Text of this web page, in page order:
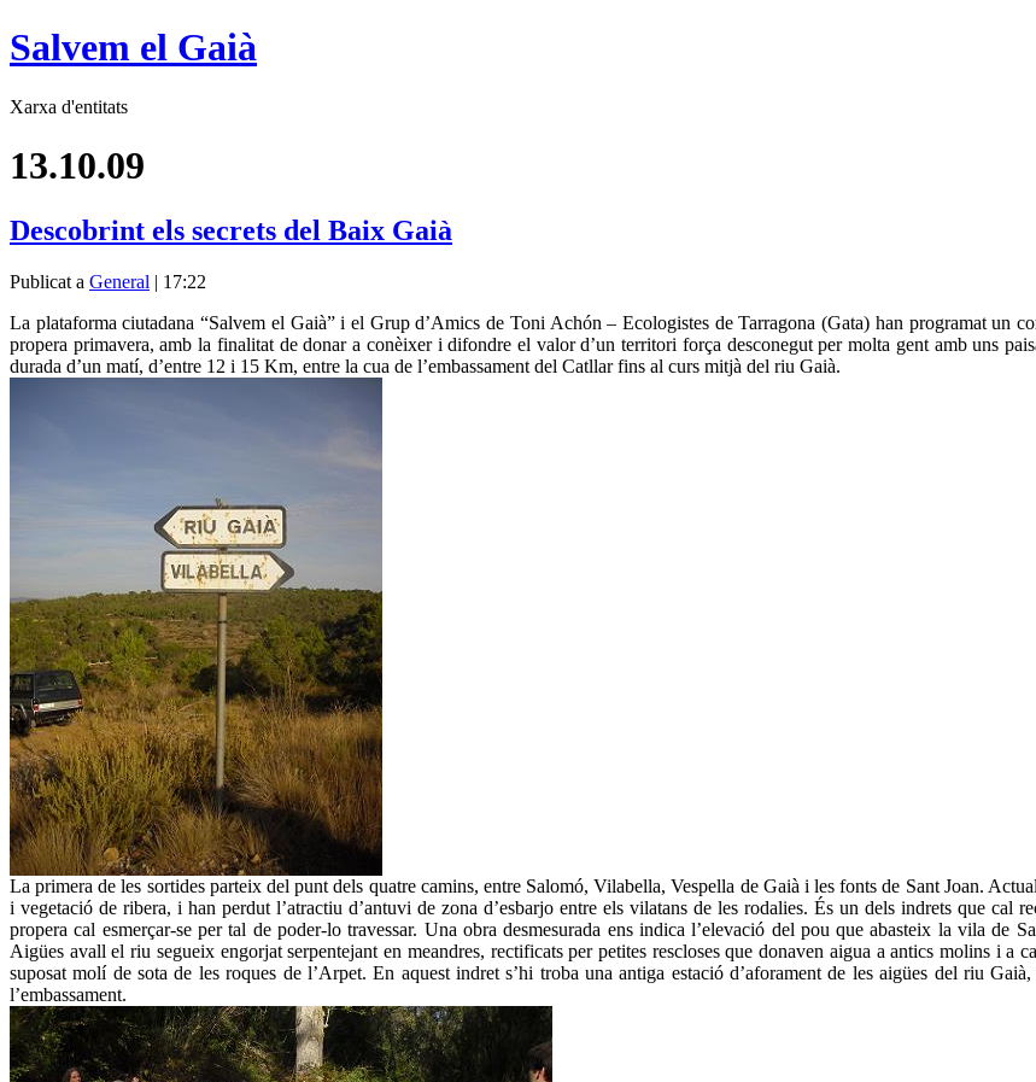
Salvem el Gaià
Xarxa d'entitats
13.10.09
Descobrint els secrets del Baix Gaià
Publicat a General | 17:22
La plataforma ciutadana “Salvem el Gaià” i el Grup d’Amics de Toni Achón – Ecologistes de Tarragona (Gata) han programat un
propera primavera, amb la finalitat de donar a conèixer i difondre el valor d’un territori força desconegut per molta gent amb uns
durada d’un matí, d’entre 12 i 15 Km, entre la cua de l’embassament del Catllar fins al curs mitjà del riu Gaià.
La primera de les sortides parteix del punt dels quatre camins, entre Salomó, Vilabella, Vespella de Gaià i les fonts de Sant Joan.
i vegetació de ribera, i han perdut l’atractiu d’antuvi de zona d’esbarjo entre els vilatans de les rodalies. És un dels indrets que cal
propera cal esmerçar-se per tal de poder-lo travessar. Una obra desmesurada ens indica l’elevació del pou que abasteix la vila de
Aigües avall el riu segueix engorjat serpentejant en meandres, rectificats per petites rescloses que donaven aigua a antics molins i a
suposat molí de sota de les roques de l’Arpet. En aquest indret s’hi troba una antiga estació d’aforament de les aigües del riu
l’embassament.